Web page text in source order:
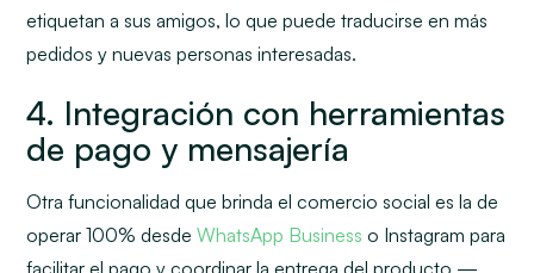
etiquetan a sus amigos, lo que puede traducirse en más
pedidos y nuevas personas interesadas.
4. Integración con herramientas
de pago y mensajería
Otra funcionalidad que brinda el comercio social es la de
operar 100% desdeWhatsApp Business o Instagram para
facilitar el pago y coordinar la entrega del producto —